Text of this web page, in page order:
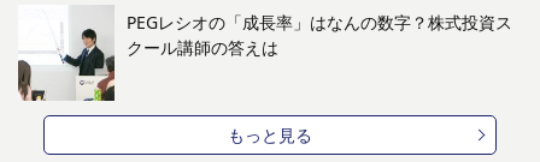
PEGレシオの「成長率」はなんの数字？株式投資ス
クール講師の答えは
もっと見る